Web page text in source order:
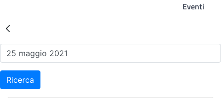
Eventi
Risultati della Ricerca -
Ricerca